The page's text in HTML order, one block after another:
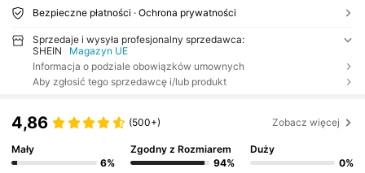
Bezpieczne płatności · Ochrona prywatności
Sprzedaje i wysyła profesjonalny sprzedawca:
SHEIN
Magazyn UE
Informacja o podziale obowiązków umownych
Aby zgłosić tego sprzedawcę i/lub produkt
4,86 (500+) Zobacz więcej
Mały
6%
Zgodny z Rozmiarem
94%
Duży
0%